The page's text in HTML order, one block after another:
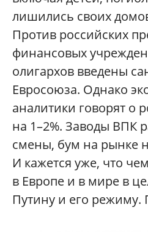
лишились своих
Против российских
финансовых
олигархов введены
Евросоюза. Однако
аналитики говорят о
на 1–2%. Заводы ВПК
смены, бум на рынке
И кажется уже, что
в Европе и в мире в
Путину и его режиму.